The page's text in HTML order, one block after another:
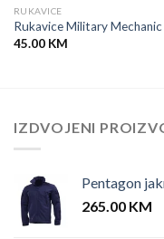
RUKAVICE
Rukavice Military Mechanic
45.00 KM
IZDVOJENI
Pentagon
265.00 KM